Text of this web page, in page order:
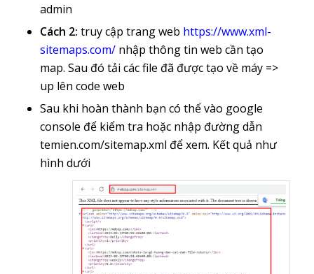
admin
Cách 2: truy cập trang web https://www.xml-
sitemaps.com/nhập thông tin web cần tạo
map. Sau đó tải các file đã được tạo về máy =>
up lên code web
Sau khi hoàn thành bạn có thể vào google
console để kiểm tra hoặc nhập đường dẫn
temien.com/sitemap.xml để xem. Kết quả như
hình dưới